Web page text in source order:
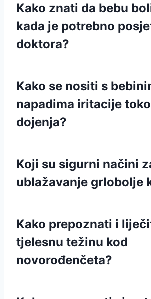
Kako znati da bebu
kada je potrebno
doktora?
Kako se nositi s
napadima iritacije
dojenja?
Koji su sigurni načini
ublažavanje grlobolje
Kako prepoznati i
tjelesnu težinu kod
novorođenčeta?